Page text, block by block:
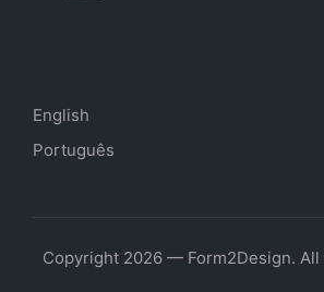
English
Português
Copyright 2026 — Form2Design.